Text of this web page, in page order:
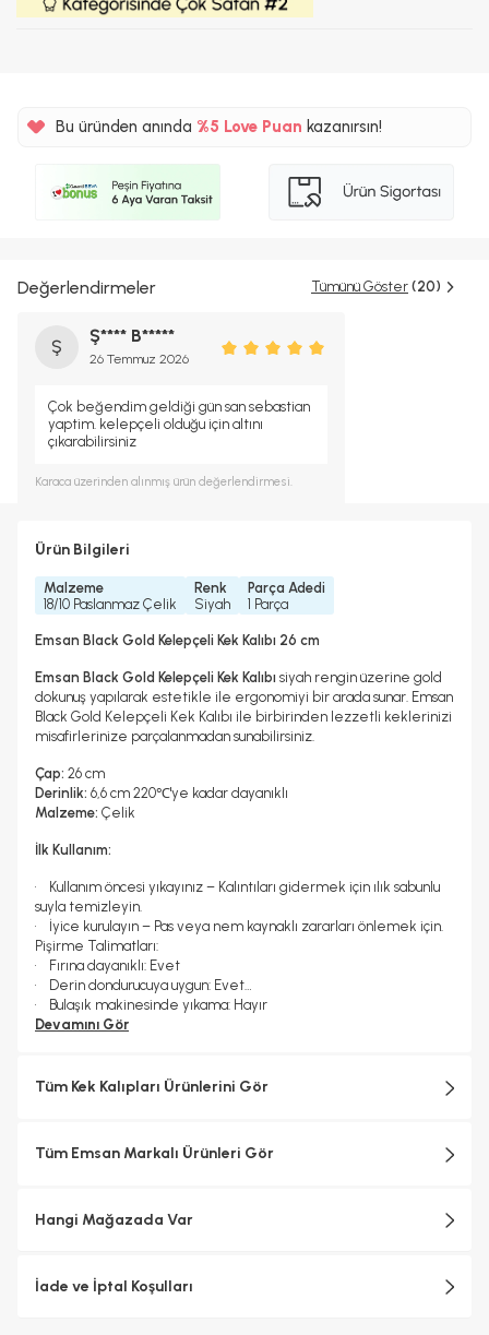
Bu üründen anında %5
%5
Love Puan kazanırsın!
Değerlendirmeler Tümünü Göster (20)
Ş
Ş**** B*****
26 Temmuz 2026
Çok beğendim geldiği gün san sebastian
yaptim. kelepçeli olduğu için altını
çıkarabilirsiniz
Karaca üzerinden alınmış ürün değerlendirmesi.
Ürün Bilgileri
Malzeme
18/10 Paslanmaz Çelik
Renk
Siyah
Parça Adedi
1 Parça
Emsan Black Gold Kelepçeli Kek Kalıbı 26 cm
Emsan Black Gold Kelepçeli Kek Kalıbı siyah rengin üzerine gold
dokunuş yapılarak estetikle ile ergonomiyi bir arada sunar. Emsan
Black Gold Kelepçeli Kek Kalıbı ile birbirinden lezzetli keklerinizi
misafirlerinize parçalanmadan sunabilirsiniz.
Çap: 26 cm
Derinlik: 6,6 cm 220℃'ye kadar dayanıklı
Malzeme: Çelik
İlk Kullanım:
• Kullanım öncesi yıkayınız – Kalıntıları gidermek için ılık sabunlu
suyla temizleyin.
• İyice kurulayın – Pas veya nem kaynaklı zararları önlemek için.
Pişirme Talimatları:
• Fırına dayanıklı: Evet
• Derin dondurucuya uygun: Evet
• Bulaşık makinesinde yıkama: Hayır
• Maksimum sıcaklık: 220°C
• Temizlikten önce tamamen soğumasını bekleyin – Şekil
• Aşındırıcı malzemelerden kaçının – Sert süngerler veya güçlü
Devamını Gör
Tüm Kek Kalıpları Ürünlerini Gör
Tüm Emsan Markalı Ürünleri Gör
Hangi Mağazada Var
İade ve İptal Koşulları